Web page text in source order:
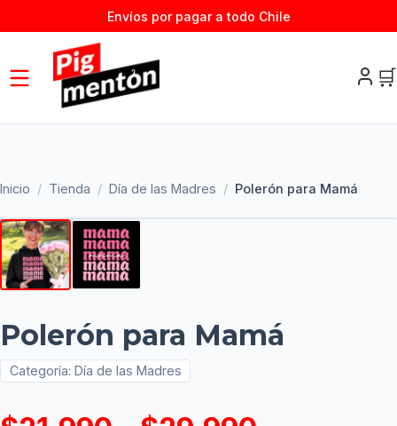
Envíos por pagar a todo Chile
🛒
Inicio / Tienda / Día de las Madres / Polerón para Mamá
Polerón para Mamá
Categoría: Día de las Madres